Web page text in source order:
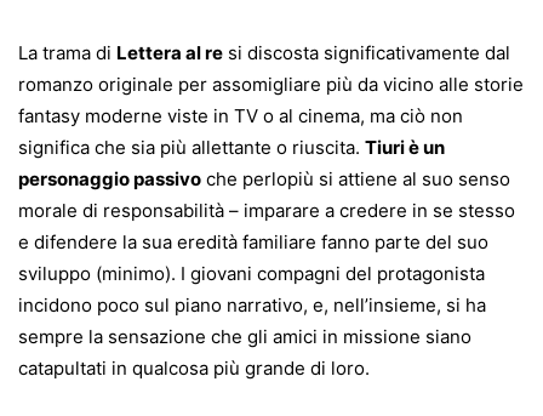
La trama di Lettera al re si discosta significativamente dal
romanzo originale per assomigliare più da vicino alle storie
fantasy moderne viste in TV o al cinema, ma ciò non
significa che sia più allettante o riuscita. Tiuri è un
personaggio passivo che perlopiù si attiene al suo senso
morale di responsabilità – imparare a credere in se stesso
e difendere la sua eredità familiare fanno parte del suo
sviluppo (minimo). I giovani compagni del protagonista
incidono poco sul piano narrativo, e, nell’insieme, si ha
sempre la sensazione che gli amici in missione siano
catapultati in qualcosa più grande di loro.